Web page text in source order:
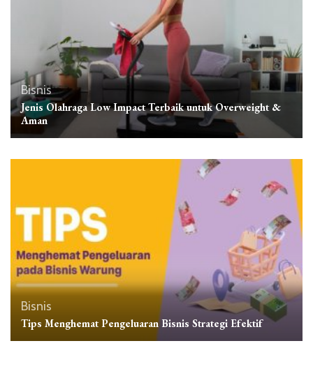
Bisnis
Jenis Olahraga Low Impact Terbaik untuk Overweight &
Aman
Bisnis
Tips Menghemat Pengeluaran Bisnis Strategi Efektif